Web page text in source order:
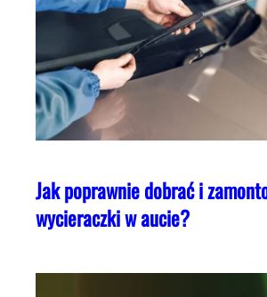
Jak poprawnie dobrać i
wycieraczki w aucie?